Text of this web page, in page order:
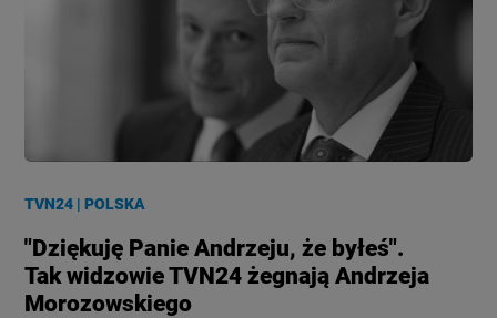
TVN24 |POLSKA
"Dziękuję Panie Andrzeju, że byłeś".
Tak widzowie TVN24 żegnają Andrzeja
Morozowskiego